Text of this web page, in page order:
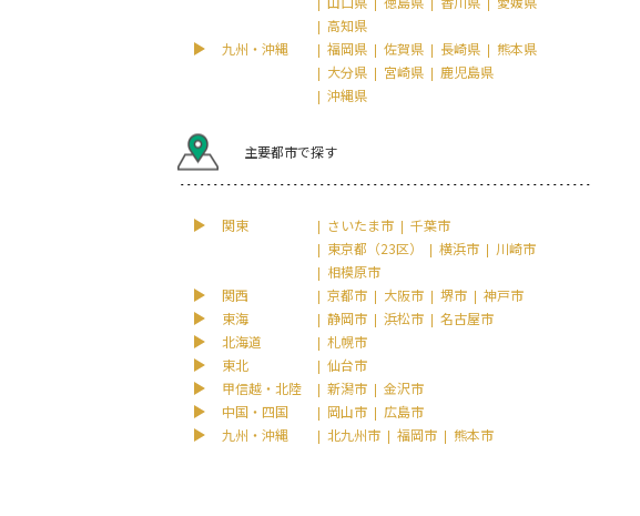
高知県
九州・沖縄
福岡県 佐賀県 長崎県
熊本県
大分県
宮崎県
鹿児島県
沖縄県
主要都市で探す
関東 さいたま市
千葉市
東京都（23区）
横浜市
川崎市
相模原市
関西
京都市 大阪市 堺市
神戸市
東海
静岡市 浜松市
名古屋市
北海道
札幌市
東北
仙台市
甲信越・北陸
新潟市
金沢市
中国・四国
岡山市
広島市
九州・沖縄
北九州市 福岡市 熊本市